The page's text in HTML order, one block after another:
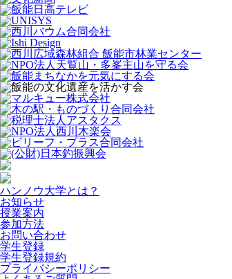
ハンノウ大学とは？
お知らせ
授業案内
参加方法
お問い合わせ
学生登録
学生登録規約
プライバシーポリシー